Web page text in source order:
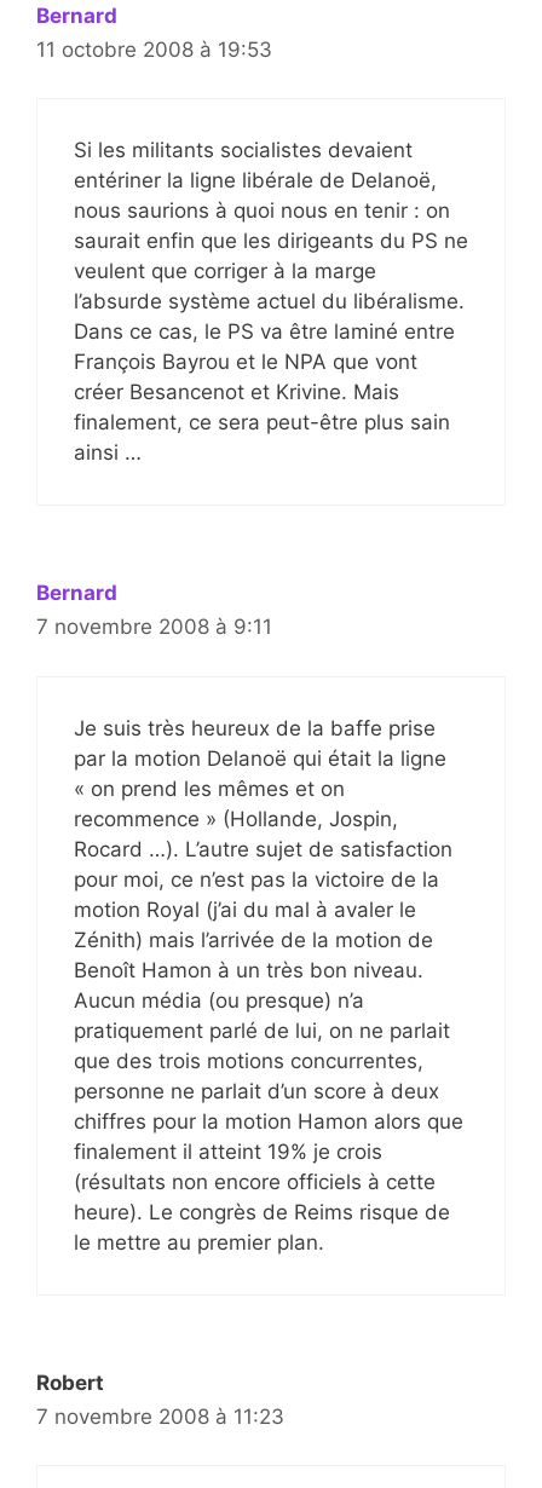
Bernard
11 octobre 2008 à 19:53
Si les militants socialistes devaient
entériner la ligne libérale de Delanoë,
nous saurions à quoi nous en tenir : on
saurait enfin que les dirigeants du PS ne
veulent que corriger à la marge
l’absurde système actuel du libéralisme.
Dans ce cas, le PS va être laminé entre
François Bayrou et le NPA que vont
créer Besancenot et Krivine. Mais
finalement, ce sera peut-être plus sain
ainsi …
Bernard
7 novembre 2008 à 9:11
Je suis très heureux de la baffe prise
par la motion Delanoë qui était la ligne
« on prend les mêmes et on
recommence » (Hollande, Jospin,
Rocard …). L’autre sujet de satisfaction
pour moi, ce n’est pas la victoire de la
motion Royal (j’ai du mal à avaler le
Zénith) mais l’arrivée de la motion de
Benoît Hamon à un très bon niveau.
Aucun média (ou presque) n’a
pratiquement parlé de lui, on ne parlait
que des trois motions concurrentes,
personne ne parlait d’un score à deux
chiffres pour la motion Hamon alors que
finalement il atteint 19% je crois
(résultats non encore officiels à cette
heure). Le congrès de Reims risque de
le mettre au premier plan.
Robert
7 novembre 2008 à 11:23